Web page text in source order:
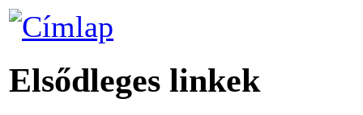
Elsődleges linkek